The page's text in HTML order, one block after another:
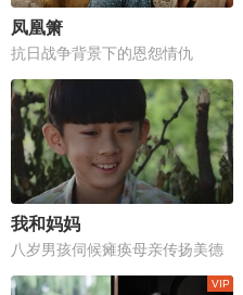
凤凰箫
抗日战争背景下的恩怨情仇
我和妈妈
八岁男孩伺候瘫痪母亲传扬美德